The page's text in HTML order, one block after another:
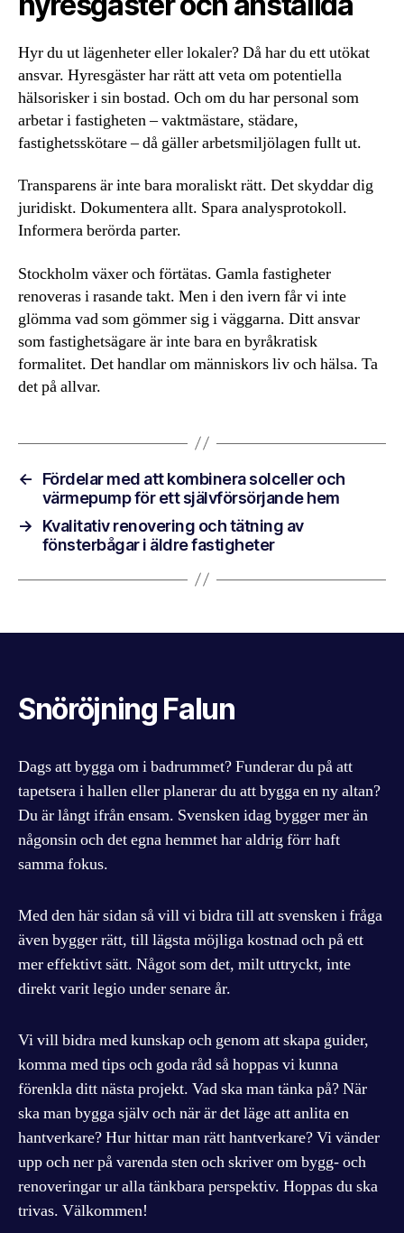
Hyr du ut lägenheter eller lokaler? Då har du ett utökat
ansvar. Hyresgäster har rätt att veta om potentiella
hälsorisker i sin bostad. Och om du har personal som
arbetar i fastigheten – vaktmästare, städare,
fastighetsskötare – då gäller arbetsmiljölagen fullt ut.
Transparens är inte bara moraliskt rätt. Det skyddar dig
juridiskt. Dokumentera allt. Spara analysprotokoll.
Informera berörda parter.
Stockholm växer och förtätas. Gamla fastigheter
renoveras i rasande takt. Men i den ivern får vi inte
glömma vad som gömmer sig i väggarna. Ditt ansvar
som fastighetsägare är inte bara en byråkratisk
formalitet. Det handlar om människors liv och hälsa. Ta
det på allvar.
←
Fördelar med att kombinera solceller och
värmepump för ett självförsörjande hem
→
Kvalitativ renovering och tätning av
fönsterbågar i äldre fastigheter
Snöröjning Falun
Dags att bygga om i badrummet? Funderar du på att
tapetsera i hallen eller planerar du att bygga en ny altan?
Du är långt ifrån ensam. Svensken idag bygger mer än
någonsin och det egna hemmet har aldrig förr haft
samma fokus.
Med den här sidan så vill vi bidra till att svensken i fråga
även bygger rätt, till lägsta möjliga kostnad och på ett
mer effektivt sätt. Något som det, milt uttryckt, inte
direkt varit legio under senare år.
Vi vill bidra med kunskap och genom att skapa guider,
komma med tips och goda råd så hoppas vi kunna
förenkla ditt nästa projekt. Vad ska man tänka på? När
ska man bygga själv och när är det läge att anlita en
hantverkare? Hur hittar man rätt hantverkare? Vi vänder
upp och ner på varenda sten och skriver om bygg- och
renoveringar ur alla tänkbara perspektiv. Hoppas du ska
trivas. Välkommen!